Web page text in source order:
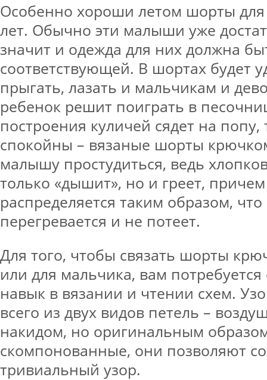
Особенно хороши летом шорты для
лет. Обычно эти малыши уже
значит и одежда для них должна
соответствующей. В шортах будет
прыгать, лазать и мальчикам и
ребенок решит поиграть в
построения куличей сядет на
спокойны – вязаные шорты
малышу простудиться, ведь
только «дышит», но и греет,
распределяется таким образом,
перегревается и не потеет.
Для того, чтобы связать шорты
или для мальчика, вам
навык в вязании и чтении схем.
всего из двух видов петель –
накидом, но оригинальным
скомпонованные, они позволяют
тривиальный узор.